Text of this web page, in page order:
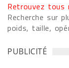
Retrouvez tous
Recherche sur
poids, taille,
PUBLICITÉ